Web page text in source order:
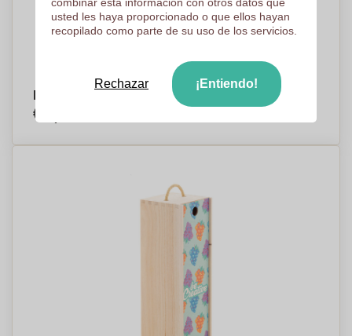
Encendedor de Cocina Prolongado - Terrassa⁠7
€2,47
usted les haya proporcionado o que ellos hayan
recopilado como parte de su uso de los servicios.
Rechazar ¡Entiendo!